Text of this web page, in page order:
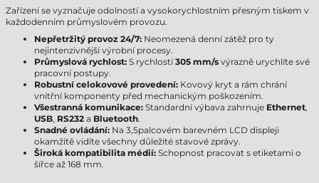
Zařízení se vyznačuje odolností a vysokorychlostním přesným tiskem v
každodenním průmyslovém provozu.
Nepřetržitý provoz 24/7: Neomezená denní zátěž pro ty
nejintenzivnější výrobní procesy.
Průmyslová rychlost: S rychlostí305 mm/s výrazně urychlíte své
pracovní postupy.
Robustní celokovové provedení: Kovový kryt a rám chrání
vnitřní komponenty před mechanickým poškozením.
Všestranná komunikace: Standardní výbava zahrnuje Ethernet,
USB, RS232 a Bluetooth.
Snadné ovládání: Na 3,5palcovém barevném LCD displeji
okamžitě vidíte všechny důležité stavové zprávy.
Široká kompatibilita médií: Schopnost pracovat s etiketami o
šířce až 168 mm.